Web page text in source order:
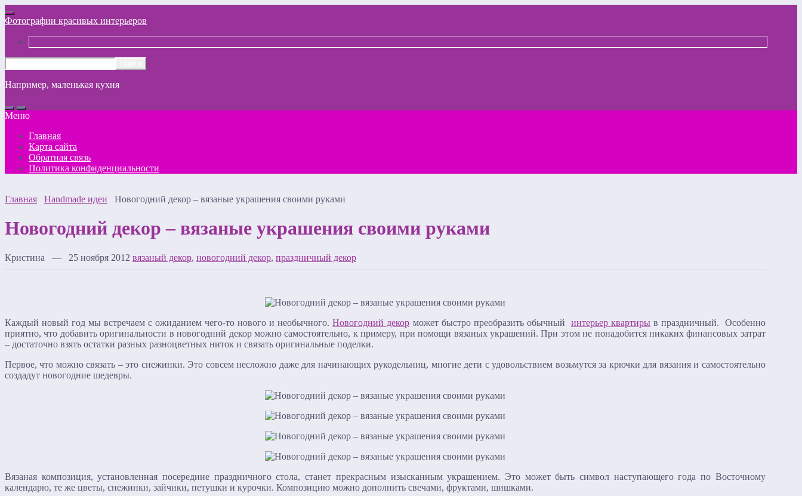
Фотографии красивых интерьеров
Например, маленькая кухня
Меню
Главная
Карта сайта
Обратная связь
Политика конфиденциальности
Главная Handmade идеи Новогодний декор – вязаные украшения своими руками
Новогодний декор – вязаные украшения своими руками
Кристина — 25 ноября 2012 вязаный декор, новогодний декор, праздничный декор
Каждый новый год мы встречаем с ожиданием чего-то нового и необычного.Новогодний декор может быстро преобразить обычный интерьер квартирыв праздничный. Особенно
приятно, что добавить оригинальности в новогодний декор можно самостоятельно, к примеру, при помощи вязаных украшений. При этом не понадобится никаких финансовых затрат
– достаточно взять остатки разных разноцветных ниток и связать оригинальные поделки.
Первое, что можно связать – это снежинки. Это совсем несложно даже для начинающих рукодельниц, многие дети с удовольствием возьмутся за крючки для вязания и самостоятельно
создадут новогодние шедевры.
Вязаная композиция, установленная посередине праздничного стола, станет прекрасным изысканным украшением. Это может быть символ наступающего года по Восточному
календарю, те же цветы, снежинки, зайчики, петушки и курочки. Композицию можно дополнить свечами, фруктами, шишками.